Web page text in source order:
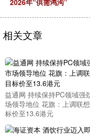
2026年“供需鸿沟”
相关文章
益通网 持续保持PC领域强
场领导地位 花旗：上调联
标价至13.6港元